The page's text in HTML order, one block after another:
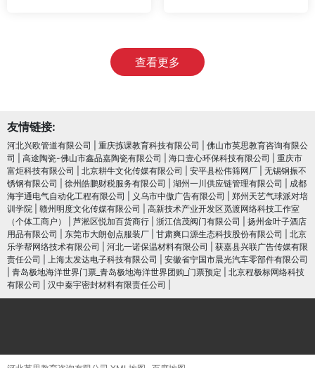
查看更多
友情链接:
河北兴欧管道有限公司 重庆拣课教育科技有限公司
佛山市英思教育咨询有限公
司
高途陶瓷-佛山市鑫品嘉陶瓷有限公司 海口壹心环保科技有限公司
重庆市
富炬科技有限公司
北京耕牛文化传媒有限公司 安平县松伟筛网厂
无锡钢振不
锈钢有限公司
徐州皓鹏财税服务有限公司 湖州一川供应链管理有限公司
成都
海宇通电气自动化工程有限公司
义乌市中傲广告有限公司
郑州天艺气球派对培
训学院
赣州明度文化传媒有限公司
高新技术产业开发区觅渡网络科技工作室
（个体工商户）
芦淞区悦加百货商行 浙江信茂阀门有限公司
扬州金叶子酒店
用品有限公司
东莞市大朗创点服装厂 甘肃爽口源生态科技股份有限公司
北京
乐学帮网络技术有限公司
河北一诺保温材料有限公司
获嘉县兴联广告传媒有限
责任公司
上海太发达电子科技有限公司
安徽省宁国市晨光汽车零部件有限公司
青岛极地海洋世界门票_青岛极地海洋世界团购_门票预定
北京程极标网络科技
有限公司
汉中秦宇密封材料有限责任公司